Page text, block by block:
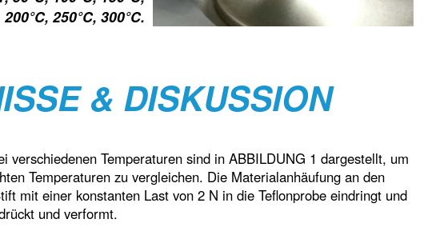
200°C, 250°C, 300°C.
& DISKUSSION
verschiedenen Temperaturen sind in ABBILDUNG 1 dargestellt, um
Temperaturen zu vergleichen. Die Materialanhäufung an den
mit einer konstanten Last von 2 N in die Teflonprobe eindringt und
und verformt.